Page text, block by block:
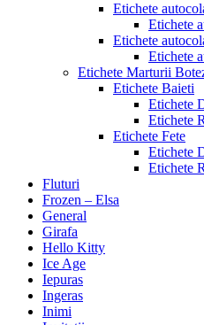
Etichete
Etichete
Etichete
Etichete
Etichete Marturii
Etichete Baieti
Etichete
Etichete
Etichete Fete
Etichete
Etichete
Fluturi
Frozen – Elsa
General
Girafa
Hello Kitty
Ice Age
Iepuras
Ingeras
Inimi